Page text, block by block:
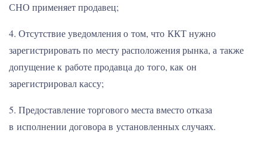
СНО применяет продавец;
4. Отсутствие уведомления о том, что ККТ нужно
зарегистрировать по месту расположения рынка, а также
допущение к работе продавца до того, как он
зарегистрировал кассу;
5. Предоставление торгового места вместо отказа
в исполнении договора в установленных случаях.